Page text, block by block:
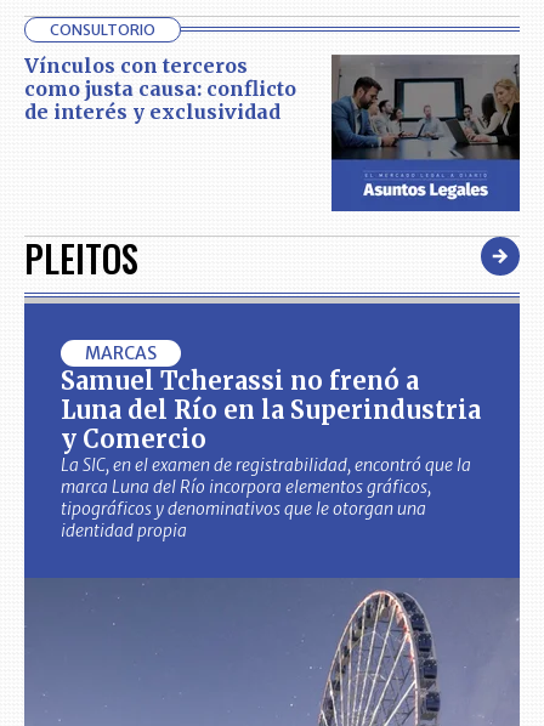
CONSULTORIO
Vínculos con terceros
como justa causa: conflicto
de interés y exclusividad
PLEITOS
MARCAS
Samuel Tcherassi no frenó a
Luna del Río en la Superindustria
y Comercio
La SIC, en el examen de registrabilidad, encontró que la
marca Luna del Río incorpora elementos gráficos,
tipográficos y denominativos que le otorgan una
identidad propia